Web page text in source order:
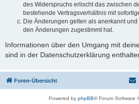
des Widerspruchs erlischt das zwischen
bestehende Vertragsverhältnis mit
Die Änderungen gelten als anerkannt
den Änderungen zugestimmt hat.
Informationen über den Umgang mit
sind in der Datenschutzerklärung
Foren-Übersicht
Powered by phpBB® Forum Software